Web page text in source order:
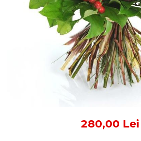
280,00 Lei